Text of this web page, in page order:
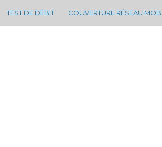
TEST DE DÉBIT COUVERTURE RÉSEAU